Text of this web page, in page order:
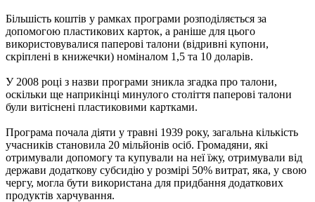
Більшість коштів у рамках програми розподіляється за
допомогою пластикових карток, а раніше для цього
використовувалися паперові талони (відривні купони,
скріплені в книжечки) номіналом 1,5 та 10 доларів.
У 2008 році з назви програми зникла згадка про талони,
оскільки ще наприкінці минулого століття паперові талони
були витіснені пластиковими картками.
Програма почала діяти у травні 1939 року, загальна кількість
учасників становила 20 мільйонів осіб. Громадяни, які
отримували допомогу та купували на неї їжу, отримували від
держави додаткову субсидію у розмірі 50% витрат, яка, у свою
чергу, могла бути використана для придбання додаткових
продуктів харчування.